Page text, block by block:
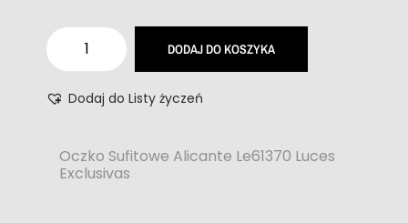
DODAJ DO KOSZYKA
Dodaj do Listy życzeń
Oczko Sufitowe Alicante Le61370 Luces
Exclusivas